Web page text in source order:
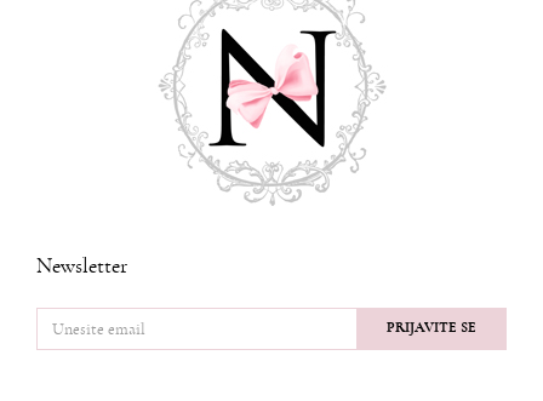
Newsletter
PRIJAVITE SE